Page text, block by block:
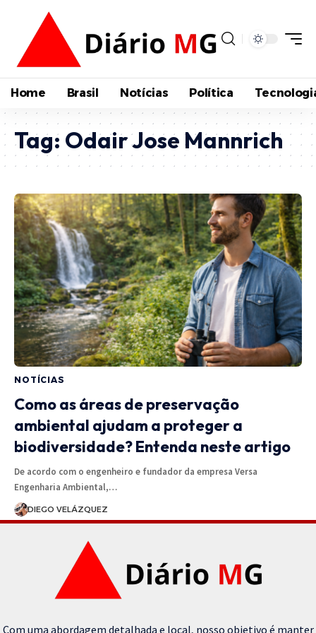
Home Brasil Notícias Política
Tag: Odair Jose Mannrich
NOTÍCIAS
Como as áreas de preservação
ambiental ajudam a proteger a
biodiversidade? Entenda neste artigo
De acordo com o engenheiro e fundador da empresa Versa
Engenharia Ambiental,…
DIEGO VELÁZQUEZ
Com uma abordagem detalhada e local, nosso objetivo é manter